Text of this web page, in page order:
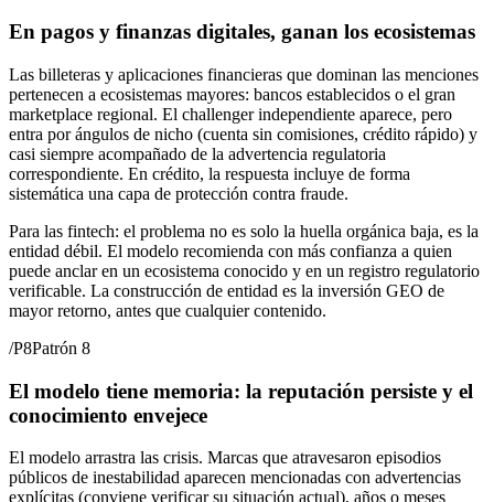
En pagos y finanzas digitales, ganan los ecosistemas
Las billeteras y aplicaciones financieras que dominan las menciones
pertenecen a ecosistemas mayores: bancos establecidos o el gran
marketplace regional. El challenger independiente aparece, pero
entra por ángulos de nicho (cuenta sin comisiones, crédito rápido) y
casi siempre acompañado de la advertencia regulatoria
correspondiente. En crédito, la respuesta incluye de forma
sistemática una capa de protección contra fraude.
Para las fintech: el problema no es solo la huella orgánica baja, es la
entidad débil. El modelo recomienda con más confianza a quien
puede anclar en un ecosistema conocido y en un registro regulatorio
verificable. La construcción de entidad es la inversión GEO de
mayor retorno, antes que cualquier contenido.
/P8Patrón 8
El modelo tiene memoria: la reputación persiste y el
conocimiento envejece
El modelo arrastra las crisis. Marcas que atravesaron episodios
públicos de inestabilidad aparecen mencionadas con advertencias
explícitas (conviene verificar su situación actual), años o meses